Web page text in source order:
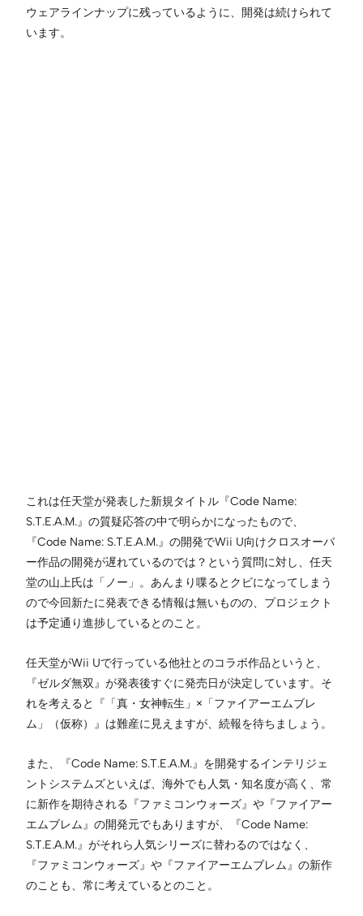
ウェアラインナップに残っているように、開発は続けられて
います。
これは任天堂が発表した新規タイトル『Code Name:
S.T.E.A.M.』の質疑応答の中で明らかになったもので、
『Code Name: S.T.E.A.M.』の開発でWii U向けクロスオーバ
ー作品の開発が遅れているのでは？という質問に対し、任天
堂の山上氏は「ノー」。あんまり喋るとクビになってしまう
ので今回新たに発表できる情報は無いものの、プロジェクト
は予定通り進捗しているとのこと。
任天堂がWii Uで行っている他社とのコラボ作品というと、
『ゼルダ無双』が発表後すぐに発売日が決定しています。そ
れを考えると『「真・女神転生」×「ファイアーエムブレ
ム」（仮称）』は難産に見えますが、続報を待ちましょう。
また、『Code Name: S.T.E.A.M.』を開発するインテリジェ
ントシステムズといえば、海外でも人気・知名度が高く、常
に新作を期待される『ファミコンウォーズ』や『ファイアー
エムブレム』の開発元でもありますが、『Code Name:
S.T.E.A.M.』がそれら人気シリーズに替わるのではなく、
『ファミコンウォーズ』や『ファイアーエムブレム』の新作
のことも、常に考えているとのこと。